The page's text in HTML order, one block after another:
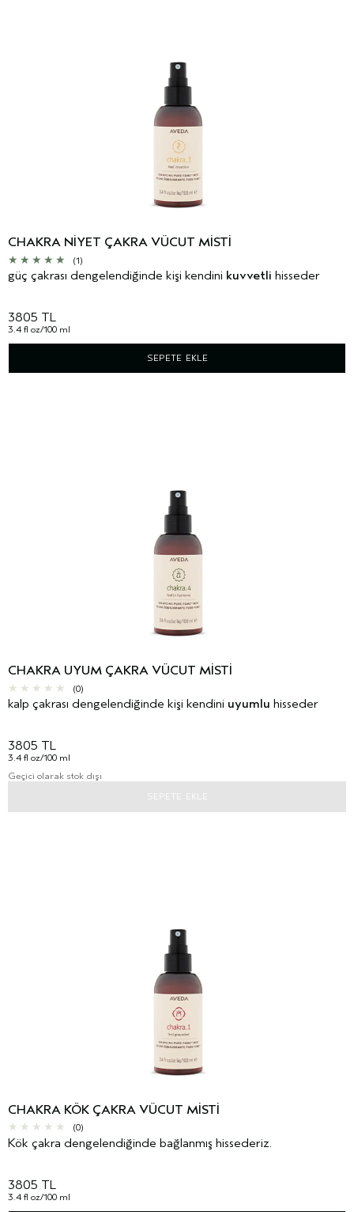
CHAKRA NIYET ÇAKRA VÜCUT MISTI
(1)
güç çakrası dengelendiğinde kişi kendini kuvvetli hisseder
3805 TL
3.4 fl oz/100 ml
SEPETE EKLE
CHAKRA UYUM ÇAKRA VÜCUT MISTI
(0)
kalp çakrası dengelendiğinde kişi kendini uyumlu hisseder
3805 TL
3.4 fl oz/100 ml
Geçici olarak stok dışı
SEPETE EKLE
CHAKRA KÖK ÇAKRA VÜCUT MISTI
(0)
Kök çakra dengelendiğinde bağlanmış hissederiz.
3805 TL
3.4 fl oz/100 ml